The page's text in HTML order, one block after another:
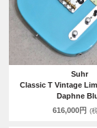
Suhr
Classic T Vintage
Daphne
616,000円 (